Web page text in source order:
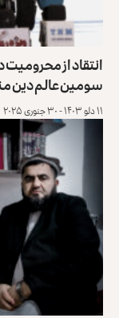
انتقاد از
سومین عالم دین
۱۱ دلو ۱۴۰۳ - ۳۰ جنوری ۲۰۲۵